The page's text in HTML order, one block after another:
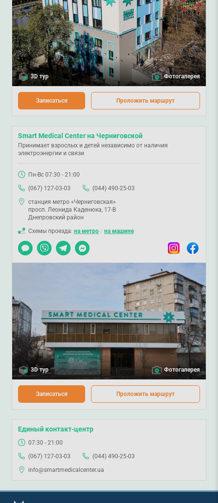
3D тур Фотогалерея
Записаться Проложить маршрут
Smart Medical Center на Черниговской
Принимает взрослых и детей независимо от наличия
электроэнергии и связи
Пн-Вс 07:30 - 21:00
(067) 127-03-03
(044) 490-25-03
станция метро «Черниговская»
просп. Леонида Каденюка, 17-В
Днепровский район
Схемы проезда: на метро / на машине
Чат
Viber TelegramMessenger InstagramFacebook
3D тур Фотогалерея
Записаться Проложить маршрут
Единый контакт-центр
07:30 - 21:00
(067) 127-03-03
(044) 490-25-03
info@smartmedicalcenter.ua